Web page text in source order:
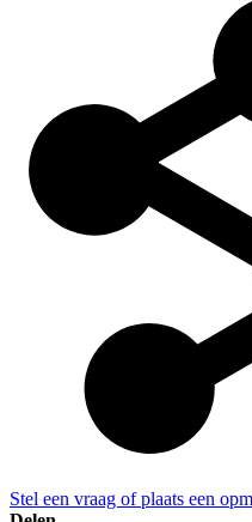
Stel een vraag of plaats een